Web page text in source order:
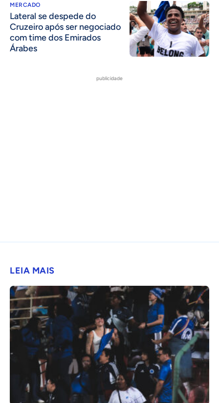
MERCADO
Lateral se despede do
Cruzeiro após ser negociado
com time dos Emirados
Árabes
publicidade
LEIA MAIS